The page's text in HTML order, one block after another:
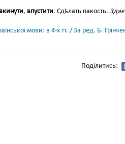
, впустити. Сдѣлать пакость.
мови: в 4-х тт. / За ред. Б.
Поділитись: